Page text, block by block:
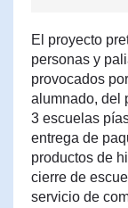
El proyecto
personas y
provocados
alumnado, del
3 escuelas
entrega de
productos de
cierre de
servicio de